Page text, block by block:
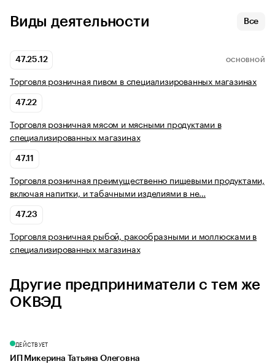
Виды деятельности Все
47.25.12 ОСНОВНОЙ
Торговля розничная пивом в специализированных магазинах
47.22
Торговля розничная мясом и мясными продуктами в
специализированных магазинах
47.11
Торговля розничная преимущественно пищевыми продуктами,
включая напитки, и табачными изделиями в не…
47.23
Торговля розничная рыбой, ракообразными и моллюсками в
специализированных магазинах
Другие предприниматели с тем же
ОКВЭД
ДЕЙСТВУЕТ
ИП Микерина Татьяна Олеговна